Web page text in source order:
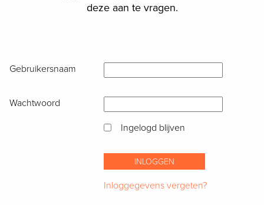
deze aan te vragen.
Gebruikersnaam
Wachtwoord
Ingelogd blijven
Inloggegevens vergeten?